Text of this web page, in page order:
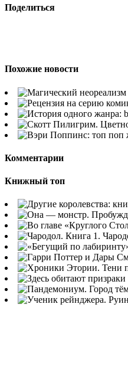
Поделиться
Похожие новости
Комментарии
Книжный топ